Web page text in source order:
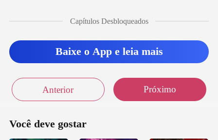
decisões, eu sei que agoraCapítulos Desbloqueados
Baixe o App e leia mais
Anterior Próximo
Você deve gostar